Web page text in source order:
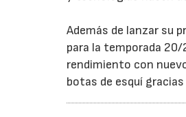
Además de lanzar su
para la temporada
rendimiento con
botas de esquí gracias